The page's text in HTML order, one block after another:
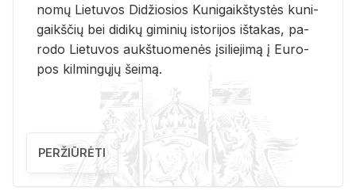
no­mų Lie­tu­vos Di­džio­sios Ku­ni­gaikš­tys­tės ku­ni­
gaikš­čių bei di­di­kų gi­mi­nių is­to­ri­jos iš­ta­kas, pa­
ro­do Lie­tu­vos aukš­tuo­me­nės įsi­lie­ji­mą į Eu­ro­
pos kil­min­gų­jų šei­mą.
PERŽIŪRĖTI